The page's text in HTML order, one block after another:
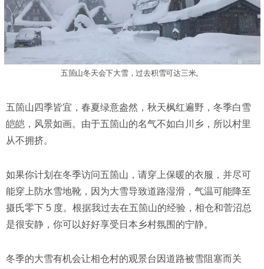
五箇山冬天会下大雪，过去积雪可达三米。
五箇山四季皆宜，春夏绿意盎然，秋天枫红遍野，冬季白雪
皑皑，风景如画。由于五箇山的名气不如白川乡，所以村里
从不拥挤。
如果你计划在冬季访问五箇山，请穿上保暖的衣服，并尽可
能穿上防水雪地靴，因为大雪导致道路湿滑，气温可能降至
摄氏零下 5 度。根据我过去在五箇山的经验，相仓和菅沼总
是很安静，你可以好好享受日本乡村氛围的宁静。
冬季的大雪有机会让相仓村的观景台因道路被雪阻塞而关